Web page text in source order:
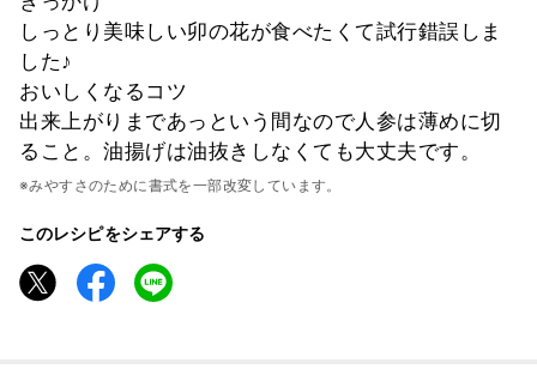
しっとり美味しい卯の花が食べたくて試行錯誤しま
した♪
おいしくなるコツ
出来上がりまであっという間なので人参は薄めに切
ること。油揚げは油抜きしなくても大丈夫です。
※みやすさのために書式を一部改変しています。
このレシピをシェアする